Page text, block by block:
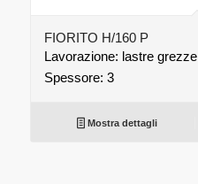
FIORITO H/160 P
Lavorazione: lastre grezze
Spessore: 3
Mostra dettagli